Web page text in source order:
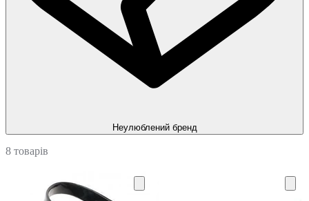
Неулюблений бренд
8 товарів